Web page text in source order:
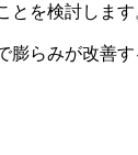
とを検討しま
膨らみが改善す